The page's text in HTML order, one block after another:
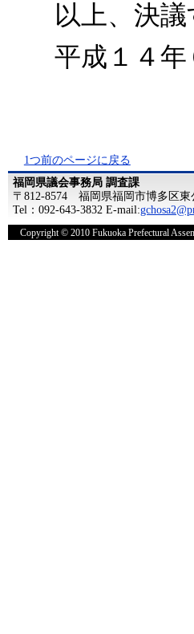
以上、決議
平成１４年
1つ前のページに戻る
福岡県議会事務局 調査課
〒812-8574 福岡県福岡市博多区東
Tel：092-643-3832 E-mail:
Copyright © 2010 Fukuoka Prefectural